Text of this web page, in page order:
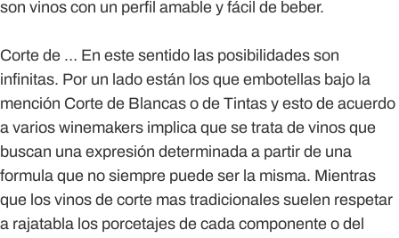
son vinos con un perfil amable y fácil de beber.
Corte de … En este sentido las posibilidades son
infinitas. Por un lado están los que embotellas bajo la
mención Corte de Blancas o de Tintas y esto de acuerdo
a varios winemakers implica que se trata de vinos que
buscan una expresión determinada a partir de una
formula que no siempre puede ser la misma. Mientras
que los vinos de corte mas tradicionales suelen respetar
a rajatabla los porcetajes de cada componente o del